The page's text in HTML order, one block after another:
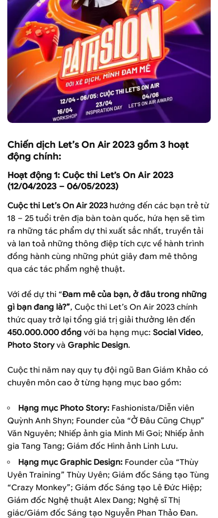
Chiến dịch Let’s On Air 2023 gồm 3 hoạt
động chính:
Hoạt động 1: Cuộc thi Let’s On Air 2023
(12/04/2023 – 06/05/2023)
Cuộc thi Let’s On Air 2023hướng đến các bạn trẻ từ
18 – 25 tuổi trên địa bàn toàn quốc, hứa hẹn sẽ tìm
ra những tác phẩm dự thi xuất sắc nhất, truyền tải
và lan toả những thông điệp tích cực về hành trình
đồng hành cùng những phút giây đam mê thông
qua các tác phẩm nghệ thuật.
Với đề dự thi “Đam mê của bạn, ở đâu trong những
gì bạn đang là?”, Cuộc thi Let’s On Air 2023 chính
thức quay trở lại tổng giá trị giải thưởng lên đến
450.000.000 đồng với ba hạng mục: Social Video,
Photo Storyvà Graphic Design.
Cuộc thi năm nay quy tụ đội ngũ Ban Giám Khảo có
chuyên môn cao ở từng hạng mục bao gồm:
Hạng mục Photo Story: Fashionista/Diễn viên
Quỳnh Anh Shyn; Founder của “Ở Đâu Cũng Chụp”
Văn Nguyên; Nhiếp ảnh gia Minh Mi Goi; Nhiếp ảnh
gia Tang Tang; Giám đốc Hình ảnh Linh Lưu.
Hạng mục Graphic Design:Founder của “Thùy
Uyên Training” Thùy Uyên; Giám đốc Sáng tạo Tùng
“Crazy Monkey”; Giám đốc Sáng tạo Lê Đức Hiệp;
Giám đốc Nghệ thuật Alex Dang; Nghệ sĩ Thị
giác/Giám đốc Sáng tạo Nguyễn Phan Thảo Đan.